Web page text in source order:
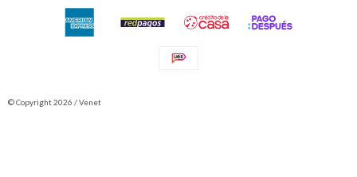
© Copyright 2026 / Venet